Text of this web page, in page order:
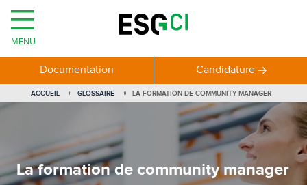
La formation de community manager
ACCUEIL GLOSSAIRE LA FORMATION DE COMMUNITY MANAGER
MENU
Documentation Candidature